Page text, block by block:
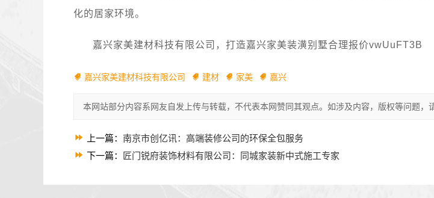
化的居家环境。
嘉兴家美建材科技有限公司，打造嘉兴家美装潢别墅合理报价vwUuFT3B
嘉兴家美建材科技有限公司 建材 家美 嘉兴
本网站部分内容系网友自发上传与转载，不代表本网赞同其观点。如涉及内容，版权等问题，
上一篇： 南京市创亿讯：高端装修公司的环保全包服务
下一篇：
匠门锐府装饰材料有限公司：同城家装新中式施工专家